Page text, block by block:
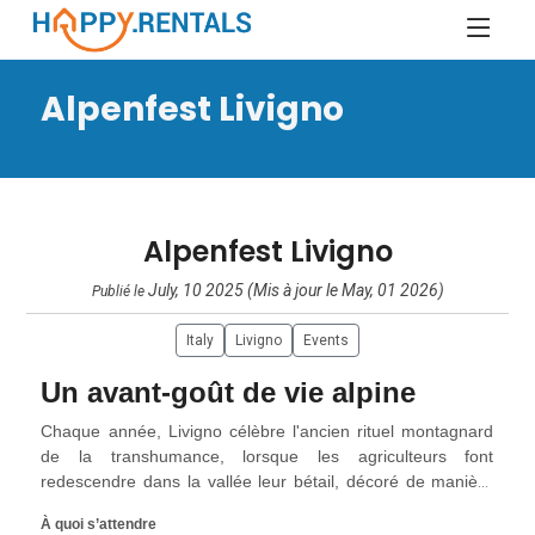
Alpenfest Livigno
Alpenfest Livigno
Publié le July, 10 2025 (Mis à jour le May, 01 2026)
Italy Livigno Events
Un avant-goût de vie alpine
Chaque année, Livigno célèbre l'ancien rituel montagnard
de la transhumance, lorsque les agriculteurs font
redescendre dans la vallée leur bétail, décoré de manière
À quoi s’attendre